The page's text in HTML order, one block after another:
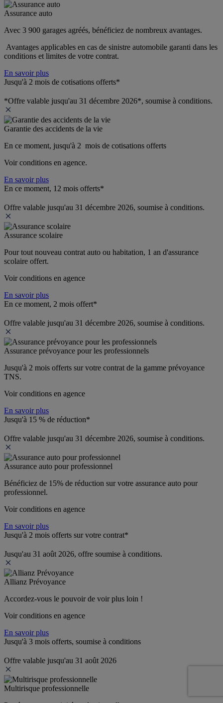
Assurance auto
Avec 3 900 garages agréés, bénéficiez de nombreux avantages.
Avantages applicables en cas de sinistre automobile garanti dans les
conditions et limites de votre contrat.
En savoir plus
Jusqu'à 2 mois de cotisations offerts*
*Offre valable jusqu'au 31 décembre 2026*, soumise à conditions.
Garantie des accidents de la vie
En ce moment, jusqu'à 2  mois de cotisations offerts
Voir conditions en agence.
En savoir plus
En ce moment, 12 mois offerts*
Offre valable jusqu'au 31 décembre 2026, soumise à conditions.
Assurance scolaire
Pour tout nouveau contrat auto ou habitation, 1 an d'assurance
scolaire offert.
Voir conditions en agence
En savoir plus
En ce moment, 2 mois offert*
Offre valable jusqu'au 31 décembre 2026, soumise à conditions.
Assurance prévoyance pour les professionnels
Jusqu'à 2 mois offerts sur votre contrat de la gamme prévoyance
TNS.
Voir conditions en agence
En savoir plus
Jusqu'à 15 % de réduction*
Offre valable jusqu'au 31 décembre 2026, soumise à conditions.
Assurance auto pour professionnel
Bénéficiez de 15% de réduction sur votre assurance auto pour
professionnel.
Voir conditions en agence
En savoir plus
Jusqu'à 2 mois offerts sur votre contrat*
Jusqu'au 31 août 2026, offre soumise à conditions.
Allianz Prévoyance
Accordez-vous le pouvoir de voir plus loin !
Voir conditions en agence
En savoir plus
Jusqu'à 3 mois offerts, soumise à conditions
Offre valable jusqu'au 31 août 2026
Multirisque professionnelle